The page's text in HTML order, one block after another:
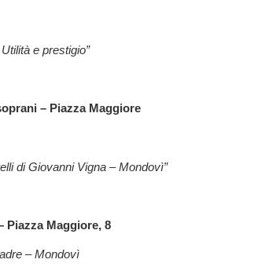
e prestigio”
– Piazza Maggiore
di Giovanni Vigna – Mondovì”
Piazza Maggiore, 8
– Mondovì